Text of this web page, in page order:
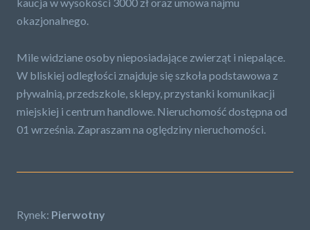
okazjonalnego.
Mile widziane osoby nieposiadające zwierząt i niepalące.
W bliskiej odległości znajduje się szkoła podstawowa z
pływalnią, przedszkole, sklepy, przystanki komunikacji
miejskiej i centrum handlowe. Nieruchomość dostępna od
01 września. Zapraszam na oględziny nieruchomości.
Rynek: Pierwotny